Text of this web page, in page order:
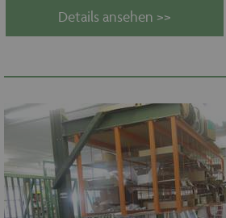
Details ansehen >>